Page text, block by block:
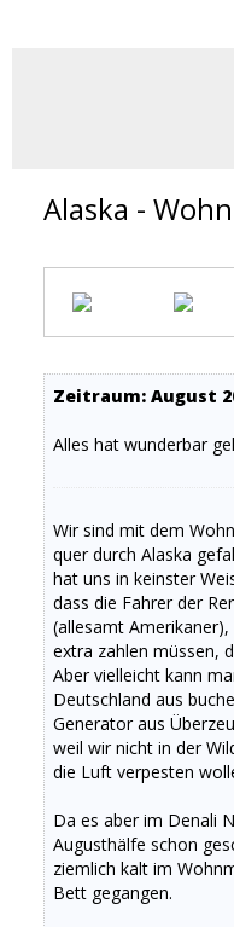
Alaska -
Zeitraum: August
Alles hat wunderbar
Wir sind mit dem
quer durch Alaska
hat uns in keinster
dass die Fahrer der
(allesamt
extra zahlen müssen,
Aber vielleicht kann
Deutschland aus
Generator aus
weil wir nicht in der
die Luft verpesten
Da es aber im Denali
Augusthälfe schon
ziemlich kalt im
Bett gegangen.